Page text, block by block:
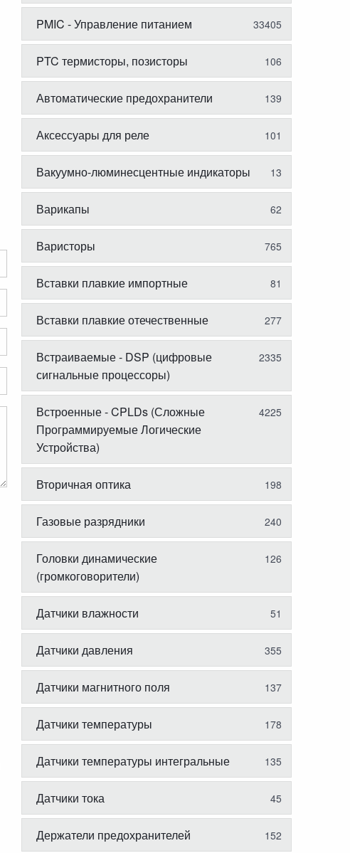
PMIC - Управление питанием 33405
PTC термисторы, позисторы 106
Автоматические предохранители 139
Аксессуары для реле 101
Вакуумно-люминесцентные индикаторы 13
Варикапы 62
Варисторы 765
Вставки плавкие импортные 81
Вставки плавкие отечественные 277
Встраиваемые - DSP (цифровые
сигнальные процессоры)
2335
Встроенные - CPLDs (Сложные
Программируемые Логические
Устройства)
4225
Вторичная оптика 198
Газовые разрядники 240
Головки динамические
(громкоговорители)
126
Датчики влажности 51
Датчики давления 355
Датчики магнитного поля 137
Датчики температуры 178
Датчики температуры интегральные 135
Датчики тока 45
Держатели предохранителей 152